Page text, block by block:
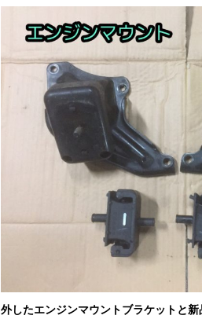
外したエンジンマウントブラケットと新